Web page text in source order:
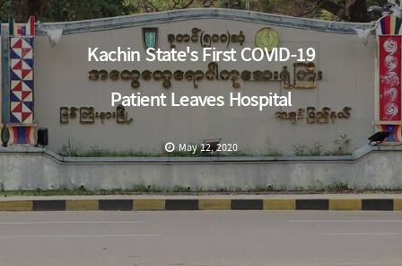
Kachin State's First COVID-19
Patient Leaves Hospital
May 12, 2020